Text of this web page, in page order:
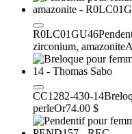
R0LC01GU46
zirconium, amazonite
CC1282-430-14
perleOr74.00 $